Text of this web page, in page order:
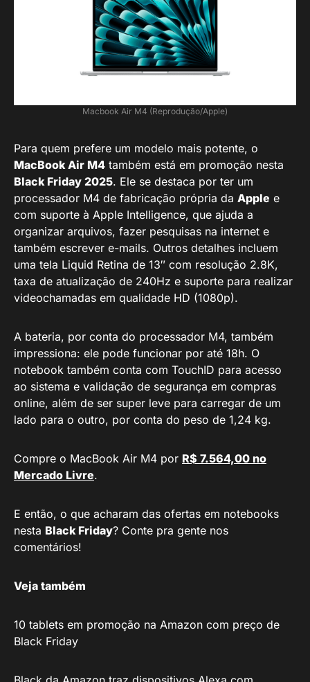
Macbook Air M4 (Reprodução/Apple)
Para quem prefere um modelo mais potente, o
MacBook Air M4 também está em promoção nesta
Black Friday 2025. Ele se destaca por ter um
processador M4 de fabricação própria da Apple e
com suporte à Apple Intelligence, que ajuda a
organizar arquivos, fazer pesquisas na internet e
também escrever e-mails. Outros detalhes incluem
uma tela Liquid Retina de 13″ com resolução 2.8K,
taxa de atualização de 240Hz e suporte para realizar
videochamadas em qualidade HD (1080p).
A bateria, por conta do processador M4, também
impressiona: ele pode funcionar por até 18h. O
notebook também conta com TouchID para acesso
ao sistema e validação de segurança em compras
online, além de ser super leve para carregar de um
lado para o outro, por conta do peso de 1,24 kg.
Compre o MacBook Air M4 por R$ 7.564,00 no
Mercado Livre.
E então, o que acharam das ofertas em notebooks
nesta Black Friday? Conte pra gente nos
comentários!
Veja também
10 tablets em promoção na Amazon com preço de
Black Friday